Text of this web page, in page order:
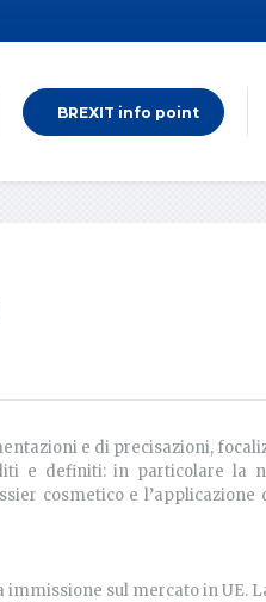
BREXIT info point
e di precisazioni,
e definiti: in particolare la
cosmetico e l’applicazione
sul mercato in UE.